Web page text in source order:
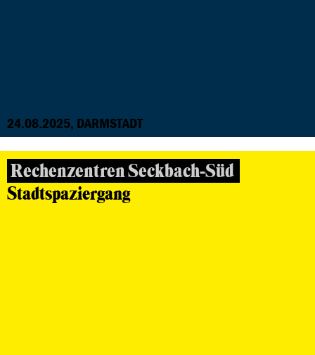
24.08.2025, DARMSTADT
Rechenzentren Seckbach-Süd
Stadtspaziergang